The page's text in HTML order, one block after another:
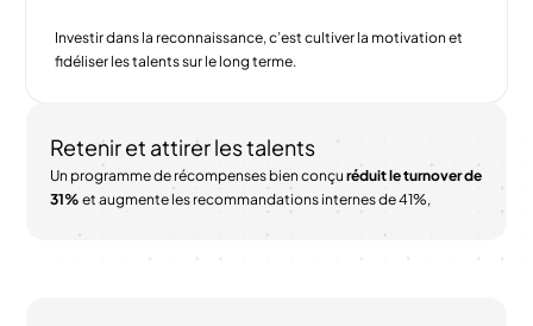
Investir dans la reconnaissance, c’est cultiver la motivation et
fidéliser les talents sur le long terme.
Retenir et attirer les talents
Un programme de récompenses bien conçuréduit le turnover de
31% et augmente les recommandations internes de 41%,